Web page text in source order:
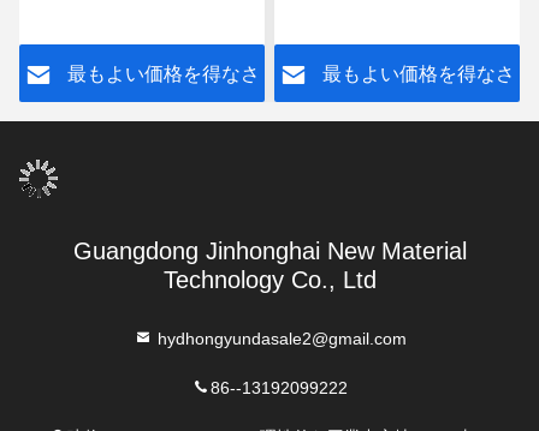
最もよい価格を得なさ 最もよい価格を得なさ
Guangdong Jinhonghai New Material
Technology Co., Ltd
hydhongyundasale2@gmail.com
86--13192099222